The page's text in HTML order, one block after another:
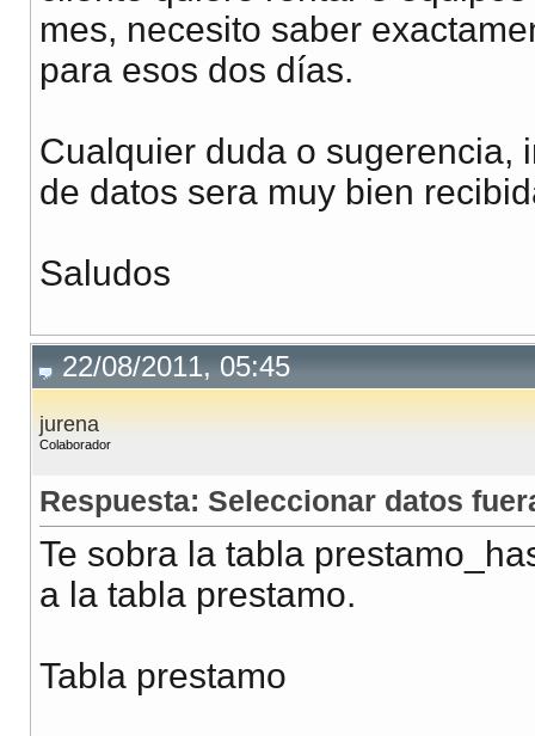
mes, necesito saber
para esos dos días.
Cualquier duda o sugerencia,
de datos sera muy bien
Saludos
22/08/2011, 05:45
jurena
Colaborador
Respuesta: Seleccionar datos
Te sobra la tabla
a la tabla prestamo.
Tabla prestamo